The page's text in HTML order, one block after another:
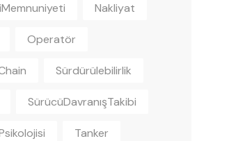
Nakliyat
Operatör
Sürdürülebilirlik
SürücüDavranışTakibi
Tanker